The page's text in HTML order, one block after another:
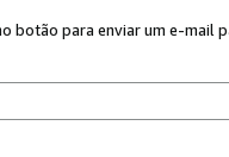
botão para enviar um e-mail